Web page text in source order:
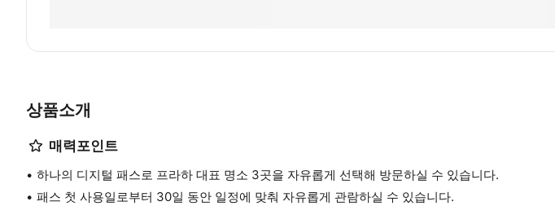
상품소개
매력포인트
하나의 디지털 패스로 프라하 대표 명소 3곳을 자유롭게 선택해 방문하실 수 있습니다.
패스 첫 사용일로부터 30일 동안 일정에 맞춰 자유롭게 관람하실 수 있습니다.